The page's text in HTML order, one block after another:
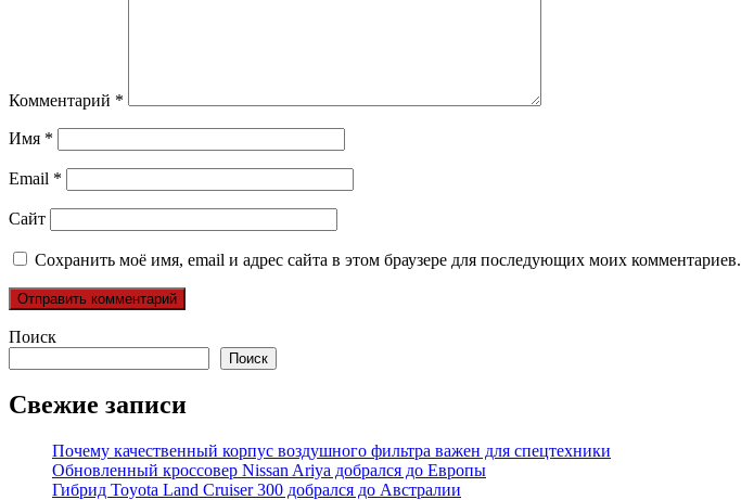
Комментарий *
Имя *
Email *
Сайт
Сохранить моё имя, email и адрес сайта в этом браузере для последующих моих комментариев.
Поиск
Поиск
Свежие записи
Почему качественный корпус воздушного фильтра важен для спецтехники
Обновленный кроссовер Nissan Ariya добрался до Европы
Гибрид Toyota Land Cruiser 300 добрался до Австралии